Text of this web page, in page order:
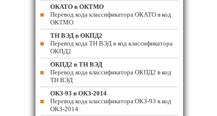
ОКАТО в ОКТМО
Перевод кода классификатора ОКАТО в код
ОКТМО
ТН ВЭД в ОКПД2
Перевод кода ТН ВЭД в код классификатора
ОКПД2
ОКПД2 в ТН ВЭД
Перевод кода классификатора ОКПД2 в код
ТН ВЭД
ОКЗ-93 в ОКЗ-2014
Перевод кода классификатора ОКЗ-93 в код
ОКЗ-2014